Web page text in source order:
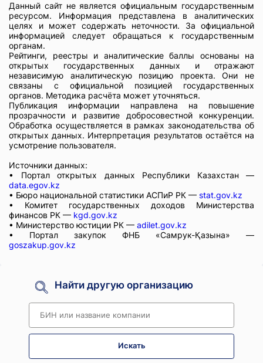
Данный сайт не является официальным государственным
ресурсом. Информация представлена в аналитических
целях и может содержать неточности. За официальной
информацией следует обращаться к государственным
органам.
Рейтинги, реестры и аналитические баллы основаны на
открытых государственных данных и отражают
независимую аналитическую позицию проекта. Они не
связаны с официальной позицией государственных
органов. Методика расчёта может уточняться.
Публикация информации направлена на повышение
прозрачности и развитие добросовестной конкуренции.
Обработка осуществляется в рамках законодательства об
открытых данных. Интерпретация результатов остаётся на
усмотрение пользователя.
Источники данных:
• Портал открытых данных Республики Казахстан —
data.egov.kz
• Бюро национальной статистики АСПиР РК — stat.gov.kz
• Комитет государственных доходов Министерства
финансов РК — kgd.gov.kz
• Министерство юстиции РК — adilet.gov.kz
• Портал закупок ФНБ «Самрук-Қазына» —
goszakup.gov.kz
Найти другую организацию
Искать